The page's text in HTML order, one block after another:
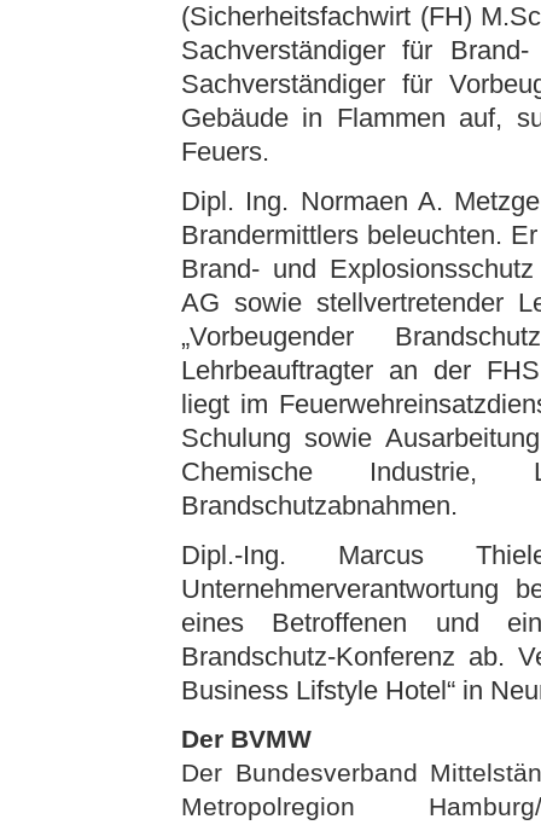
(Sicherheitsfachwirt (FH)
Sachverständiger für
Sachverständiger für
Gebäude in Flammen auf,
Feuers.
Dipl. Ing. Normaen A.
Brandermittlers beleuchten.
Brand- und
AG sowie stellvertretender
„Vorbeugender
Lehrbeauftragter an der
liegt im
Schulung sowie
Chemische Industrie,
Brandschutzabnahmen.
Dipl.-Ing. Marcus
Unternehmerverantwortung
eines Betroffenen und
Brandschutz-Konferenz ab.
Business Lifstyle Hotel“ in
Der BVMW
Der Bundesverband
Metropolregion